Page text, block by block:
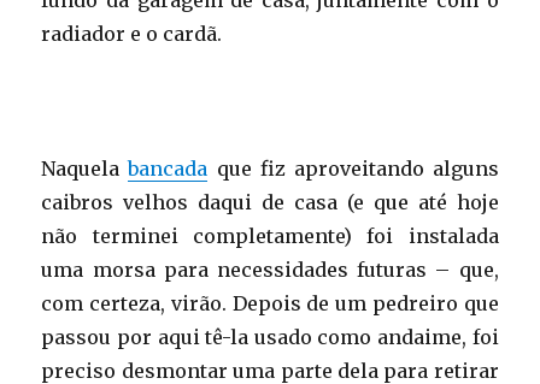
radiador e o cardã.
Naquelabancada que fiz aproveitando alguns
caibros velhos daqui de casa (e que até hoje
não terminei completamente) foi instalada
uma morsa para necessidades futuras – que,
com certeza, virão. Depois de um pedreiro que
passou por aqui tê-la usado como andaime, foi
preciso desmontar uma parte dela para retirar